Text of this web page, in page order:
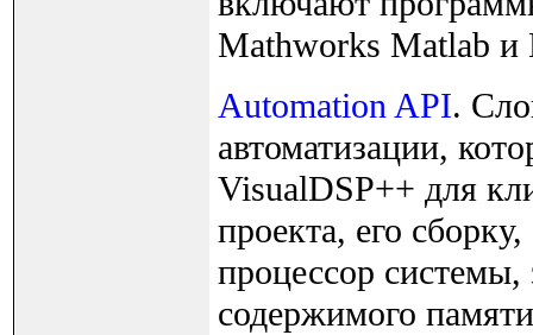
Mathworks Matlab и
Automation API.
автоматизации,
VisualDSP++ для
проекта, его
процессор
содержимого